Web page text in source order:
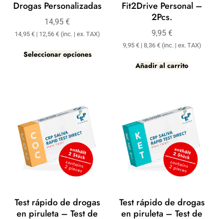
Drogas Personalizadas
14,95 €
14,95 €| 12,56 €(inc. | ex. TAX)
Seleccionar opciones
Fit2Drive Personal –
2Pcs.
9,95 €
9,95 €| 8,36 €(inc. | ex. TAX)
Añadir al carrito
Test rápido de drogas
en piruleta – Test de
Test rápido de drogas
en piruleta – Test de